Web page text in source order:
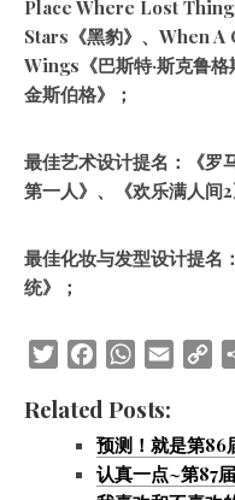
Place Where Lost
Stars《黑豹》、When
Wings《巴斯特·斯克鲁
金斯伯格》；
最佳艺术设计提名：《罗
第一人》、《欢乐满人间2
最佳化妆与发型设计提名：
统》；
TwitterFacebookWhatsApp
Email
Related Posts:
预测！就是第86
认真一点~第87